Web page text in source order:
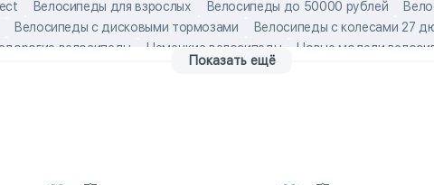
Велосипеды для взрослых Велосипеды до 50000 рублей
Велосипеды с дисковыми тормозами Велосипеды с колесами 27
велосипеды Немецкие велосипеды Новые модели
алюминиевые взрослые велосипеды женские взрослые велосипеды
Показать ещё